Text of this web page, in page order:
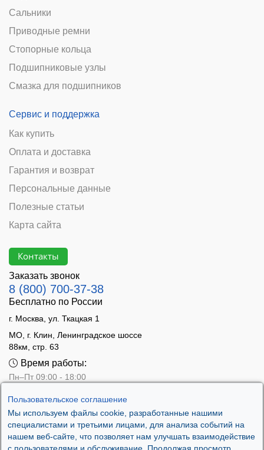
Пользовательское соглашение
Мы используем файлы cookie, разработанные нашими
специалистами и третьими лицами, для анализа событий на
нашем веб-сайте, что позволяет нам улучшать взаимодействие
Сальники
Приводные ремни
Стопорные кольца
Подшипниковые узлы
Смазка для подшипников
Сервис и поддержка
Как купить
Оплата и доставка
Гарантия и возврат
Персональные данные
Полезные статьи
Карта сайта
Контакты
Заказать звонок
8 (800) 700-37-38
Бесплатно по России
г. Москва, ул. Ткацкая 1
МО, г. Клин, Ленинградское шоссе
88км, стр. 63
Время работы:
Пн–Пт 09:00 - 18:00
Вс - выходной